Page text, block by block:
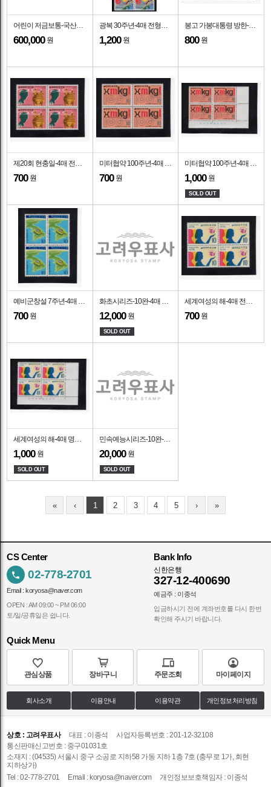
어린이 저금보통-국산백지-2종-4매 명판전형-1964.12.20일
600,000 원
광복 30주년-4매 전형블럭-1975.8.15일
1,200 원
봉고 가봉대통령 방한-4매 전형블럭-1975.7.5일
800 원
제20회 현충일-4매 전형블럭-1975.6.6일
700 원
미터협약 100주년-4매 전형블럭-1975.5.20일
700 원
미터협약 100주년-4매 명판전형-1975.5.20일
1,000 원
SOLD OUT
예비군창설 7주년-4매 전형블럭-1975.4.12일
700 원
화초시리즈-10완-4매 명판전형-1975.3.15~11.15일
12,000 원
SOLD OUT
세계여성의 해-4매 전형블럭-1975.3.8일
700 원
세계여성의 해-4매 명판전형-1975.3.8일
1,000 원
SOLD OUT
민속예능시리즈-10완-4매 명판전형-1975.2.20~10.20일
20,000 원
SOLD OUT
« ‹ 1 2 3 4 5 › »
CS Center
02-778-2701
Email :koryosa@naver.com
OPEN : AM 09:00 ~ PM 06:00
토/일/공휴일은 쉽니다.
Bank Info
신한은행
327-12-400690
예금주 : 이종석
입금하시기 전에 계좌번호를 다시 한번
확인해 주시기 바랍니다.
Quick Menu
관심상품 장바구니 주문조회 마이페이지
회사소개 이용안내 이용약관 개인정보처리방침
상호 : 고려우표사 대표 : 이종석
사업자등록번호 : 201-12-32108
통신판매신고번호 : 중구01031호
소재지 : (04535) 서울시 중구 소공로 지하58 가동 지하 1층 7호 (충무로 1가, 회현
지하상가)
Tel : 02-778-2701
Email : koryosa@naver.com 개인정보보호책임자 : 이종석